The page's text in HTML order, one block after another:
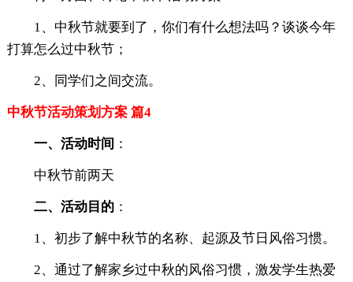
1、中秋节就要到了，你们有什么想法吗？谈谈今年
打算怎么过中秋节；
2、同学们之间交流。
中秋节活动策划方案 篇4
一、活动时间 ：
中秋节前两天
二、活动目的：
1、初步了解中秋节的名称、起源及节日风俗习惯。
2、通过了解家乡过中秋的风俗习惯，激发学生热爱